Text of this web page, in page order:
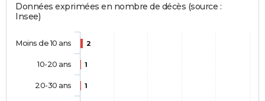
Données exprimées en nombre de décès (source :
Insee)
2
1
1
Moins de 10 ans
10-20 ans
20-30 ans